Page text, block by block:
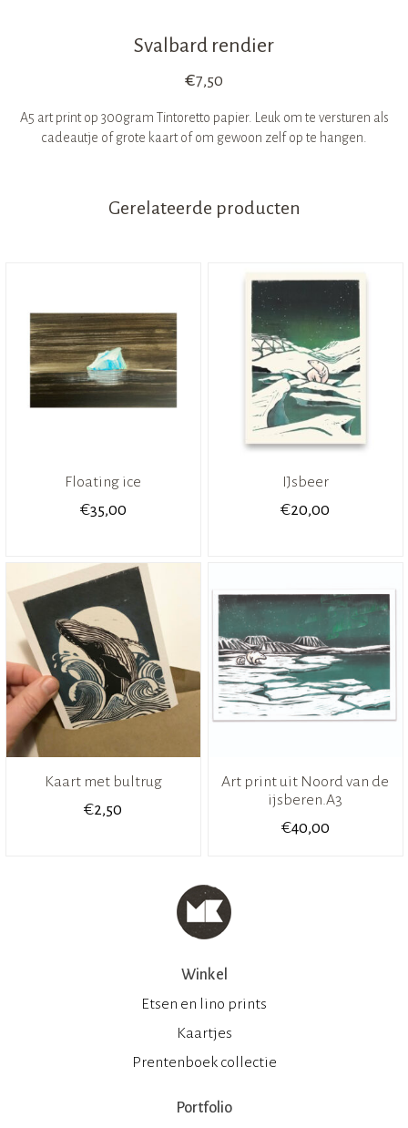
Svalbard rendier
€7,50
A5 art print op 300gram Tintoretto papier. Leuk om te versturen als
cadeautje of grote kaart of om gewoon zelf op te hangen.
Gerelateerde producten
Floating ice
€35,00
IJsbeer
€20,00
Kaart met bultrug
€2,50
Art print uit Noord van de
ijsberen.A3
€40,00
Winkel
Etsen en lino prints
Kaartjes
Prentenboek collectie
Portfolio